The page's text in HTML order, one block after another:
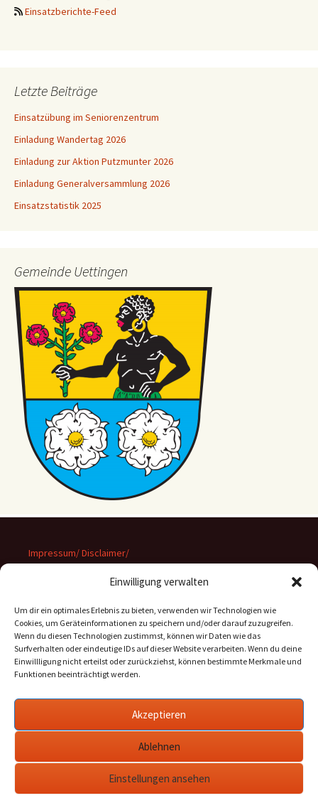
Einwilligung verwalten
Um dir ein optimales Erlebnis zu bieten, verwenden wir Technologien wie
Cookies, um Geräteinformationen zu speichern und/oder darauf zuzugreifen.
Wenn du diesen Technologien zustimmst, können wir Daten wie das
Surfverhalten oder eindeutige IDs auf dieser Website verarbeiten. Wenn du deine
Einwillligung nicht erteilst oder zurückziehst, können bestimmte Merkmale und
Funktionen beeinträchtigt werden.
Akzeptieren
Ablehnen
Einstellungen ansehen
Einsatzberichte-Feed
Letzte Beiträge
Einsatzübung im Seniorenzentrum
Einladung Wandertag 2026
Einladung zur Aktion Putzmunter 2026
Einladung Generalversammlung 2026
Einsatzstatistik 2025
Gemeinde Uettingen
Impressum/ Disclaimer/
Datenschutz
Suchen
nach: